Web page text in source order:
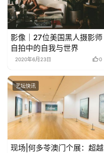
影像｜27位美国黑人摄影师
自拍中的自我与世界
2020年6月23日 0
艺坛快讯
现场|何多苓澳门个展：超越